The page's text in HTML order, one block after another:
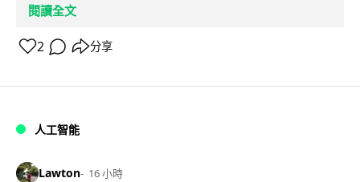
閱讀全文
2 分享
人工智能
Lawton 16 小時